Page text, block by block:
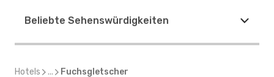
Beliebte Sehenswürdigkeiten
Hotels ... Fuchsgletscher